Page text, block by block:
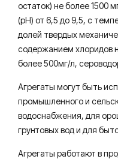
остаток) не более 1500
(рН) от 6,5 до 9,5, с
долей твердых
содержанием хлоридов
более 500мг/л,
Агрегаты могут быть
промышленного и
водоснабжения, для
грунтовых вод и для
Агрегаты работают в